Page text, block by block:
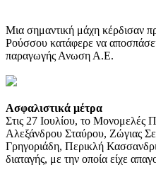
Μια σημαντική μάχη κέρδισαν
Ρούσσου κατάφερε να αποσπάσει
παραγωγής Ανωση Α.Ε.
Ασφαλιστικά μέτρα
Στις 27 Ιουλίου, το Μονομελές
Αλεξάνδρου Σταύρου, Ζώγιας
Γρηγοριάδη, Περικλή
διαταγής, με την οποία είχε